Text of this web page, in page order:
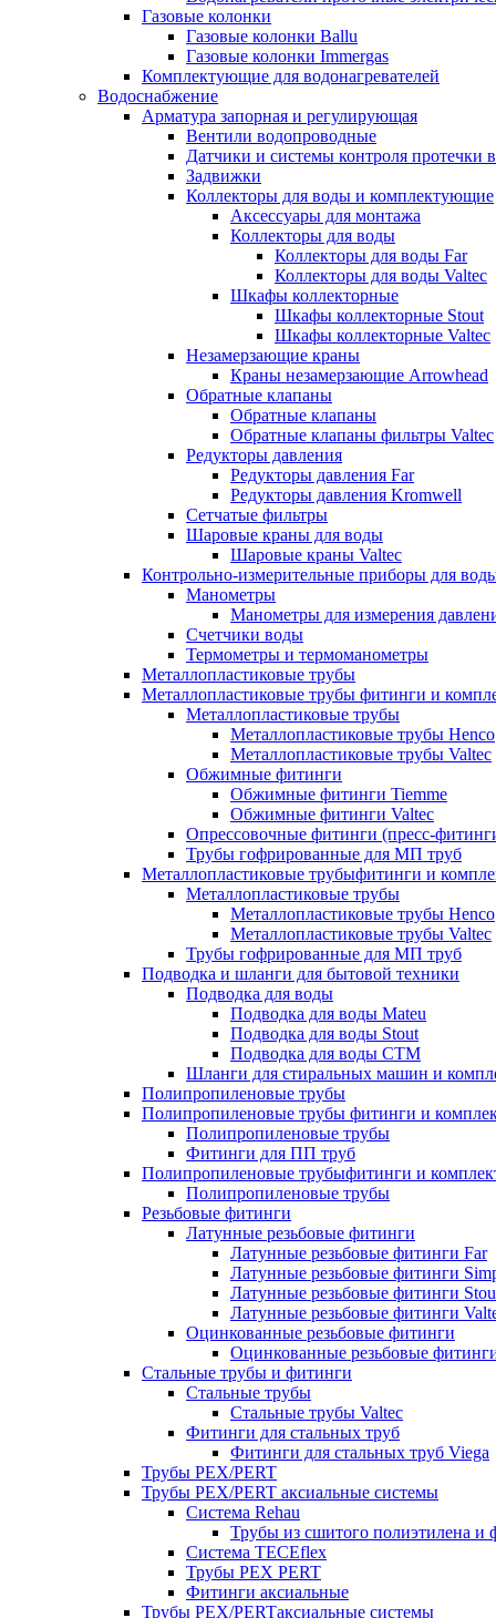
Газовые колонки
Газовые колонки Ballu
Газовые колонки Immergas
Комплектующие для водонагревателей
Водоснабжение
Арматура запорная и регулирующая
Вентили водопроводные
Датчики и системы контроля протечки
Задвижки
Коллекторы для воды и комплектующие
Аксессуары для монтажа
Коллекторы для воды
Коллекторы для воды Far
Коллекторы для воды Valtec
Шкафы коллекторные
Шкафы коллекторные Stout
Шкафы коллекторные Valtec
Незамерзающие краны
Краны незамерзающие Arrowhead
Обратные клапаны
Обратные клапаны
Обратные клапаны фильтры Valtec
Редукторы давления
Редукторы давления Far
Редукторы давления Kromwell
Сетчатые фильтры
Шаровые краны для воды
Шаровые краны Valtec
Контрольно-измерительные приборы для
Манометры
Манометры для измерения
Счетчики воды
Термометры и термоманометры
Металлопластиковые трубы
Металлопластиковые трубы фитинги и
Металлопластиковые трубы
Металлопластиковые трубы Henco
Металлопластиковые трубы Valtec
Обжимные фитинги
Обжимные фитинги Tiemme
Обжимные фитинги Valtec
Опрессовочные фитинги (пресс-
Трубы гофрированные для МП труб
Металлопластиковые трубыфитинги и
Металлопластиковые трубы
Металлопластиковые трубы Henco
Металлопластиковые трубы Valtec
Трубы гофрированные для МП труб
Подводка и шланги для бытовой техники
Подводка для воды
Подводка для воды Mateu
Подводка для воды Stout
Подводка для воды СТМ
Шланги для стиральных машин и
Полипропиленовые трубы
Полипропиленовые трубы фитинги и
Полипропиленовые трубы
Фитинги для ПП труб
Полипропиленовые трубыфитинги и
Полипропиленовые трубы
Резьбовые фитинги
Латунные резьбовые фитинги
Латунные резьбовые фитинги Far
Латунные резьбовые фитинги
Латунные резьбовые фитинги
Латунные резьбовые фитинги
Оцинкованные резьбовые фитинги
Оцинкованные резьбовые
Стальные трубы и фитинги
Стальные трубы
Стальные трубы Valtec
Фитинги для стальных труб
Фитинги для стальных труб Viega
Трубы PEX/PERT
Трубы PEX/PERT аксиальные системы
Система Rehau
Трубы из сшитого полиэтилена и
Система TECEflex
Трубы PEX PERT
Фитинги аксиальные
Трубы PEX/PERTаксиальные системы